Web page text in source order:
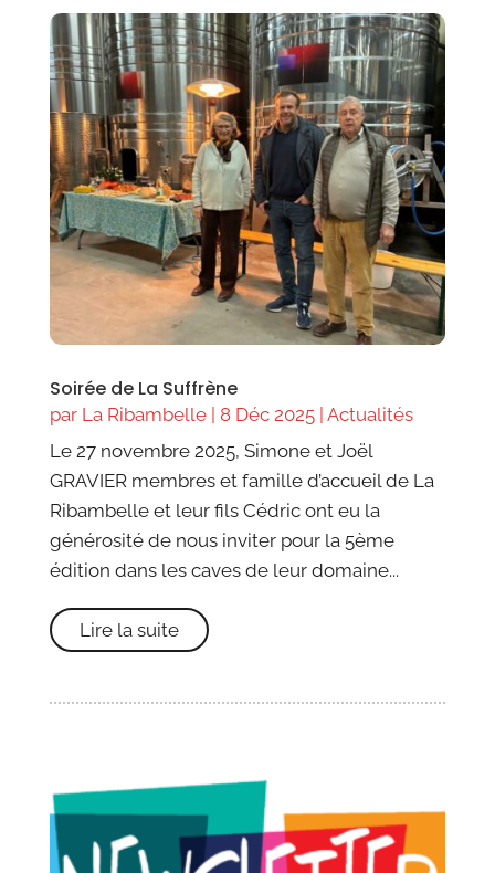
Soirée de La Suffrène
par La Ribambelle| 8 Déc 2025| Actualités
Le 27 novembre 2025, Simone et Joël
GRAVIER membres et famille d’accueil de La
Ribambelle et leur fils Cédric ont eu la
générosité de nous inviter pour la 5ème
édition dans les caves de leur domaine...
Lire la suite